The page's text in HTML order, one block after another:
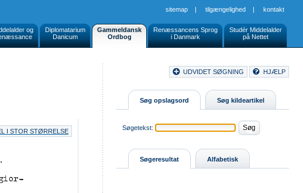
sitemap | tilgængelighed | kontakt
og
Diplomatarium
Danicum
Gammeldansk
Ordbog
Renæssancens Sprog
i Danmark
Studér Middelalder
på Nettet
I STOR STØRRELSE
UDVIDET SØGNING HJÆLP
Søg opslagsord Søg kildeartikel
Søgetekst:
Søgeresultat Alfabetisk